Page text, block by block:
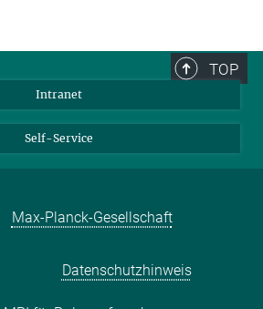
TOP
Intranet
Self-Service
Max-Planck-Gesellschaft
Datenschutzhinweis